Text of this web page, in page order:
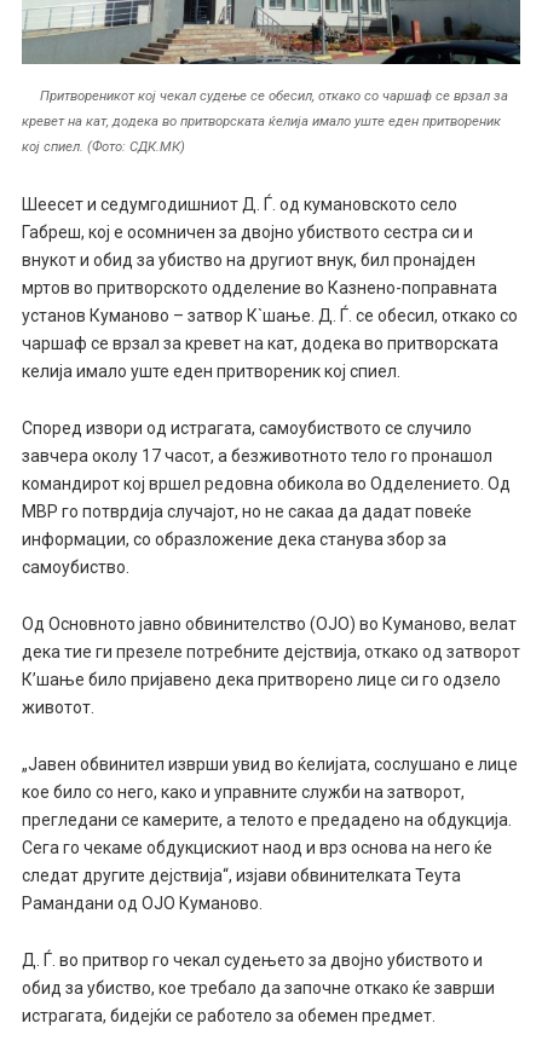
Притвореникот кој чекал судење се обесил, откако со чаршаф се врзал за
кревет на кат, додека во притворската ќелија имало уште еден притвореник
кој спиел. (Фото: СДК.МК)
Шеесет и седумгодишниот Д. Ѓ. од кумановското село
Габреш, кој е осомничен за двојно убиството сестра си и
внукот и обид за убиство на другиот внук, бил пронајден
мртов во притворското одделение во Казнено-поправната
установ Куманово – затвор К`шање. Д. Ѓ. се обесил, откако со
чаршаф се врзал за кревет на кат, додека во притворската
келија имало уште еден притвореник кој спиел.
Според извори од истрагата, самоубиството се случило
завчера околу 17 часот, а безживотното тело го пронашол
командирот кој вршел редовна обикола во Одделението. Од
МВР го потврдија случајот, но не сакаа да дадат повеќе
информации, со образложение дека станува збор за
самоубиство.
Од Основното јавно обвинителство (ОЈО) во Куманово, велат
дека тие ги презеле потребните дејствија, откако од затворот
К’шање било пријавено дека притворено лице си го одзело
животот.
„Јавен обвинител изврши увид во ќелијата, сослушано е лице
кое било со него, како и управните служби на затворот,
прегледани се камерите, а телото е предадено на обдукција.
Сега го чекаме обдукцискиот наод и врз основа на него ќе
следат другите дејствија“, изјави обвинителката Теута
Рамандани од ОЈО Куманово.
Д. Ѓ. во притвор го чекал судењето за двојно убиството и
обид за убиство, кое требало да започне откако ќе заврши
истрагата, бидејќи се работело за обемен предмет.